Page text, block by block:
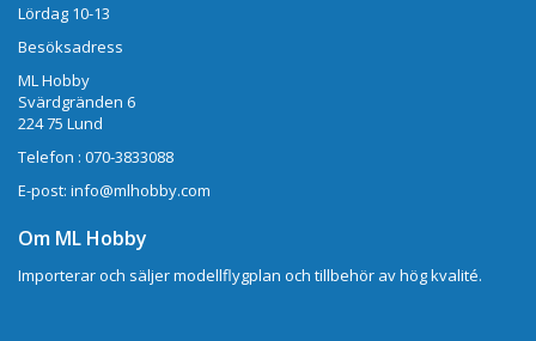
Lördag 10-13
Besöksadress
ML Hobby
Svärdgränden 6
224 75 Lund
Telefon : 070-3833088
E-post: info@mlhobby.com
Om ML Hobby
Importerar och säljer modellflygplan och tillbehör av hög kvalité.